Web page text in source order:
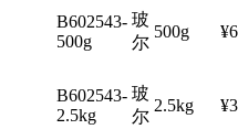
B602543-
500g
玻
尔
500g
B602543-
2.5kg
玻
尔
2.5kg